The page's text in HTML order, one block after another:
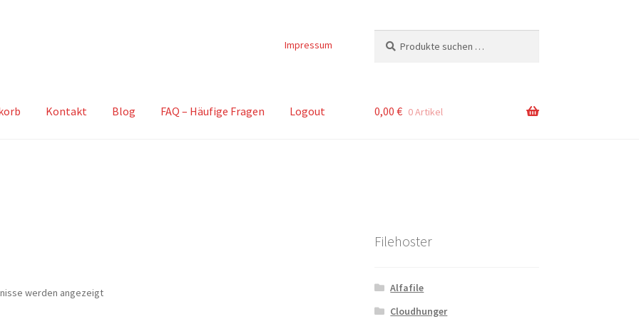
Impressum
nach:
Kontakt Blog FAQ – Häufige Fragen Logout 0,00 € 0 Artikel
werden angezeigtNach
Filehoster
Alfafile
Cloudhunger